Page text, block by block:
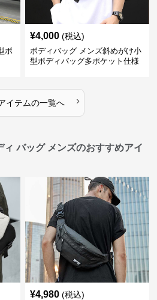
ボ
¥4,000 (税込)
ボディバッグ メンズ斜めがけ小
型ボディバッグ多ポケット仕様
イテムの一覧へ ›
バッグ メンズのおすすめアイ
¥4,980 (税込)